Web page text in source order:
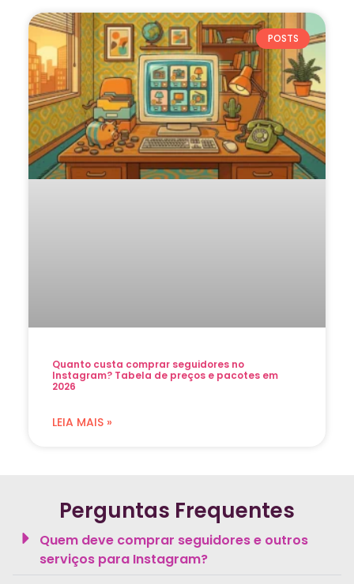
POSTS
Quanto custa comprar seguidores no
Instagram? Tabela de preços e pacotes em
2026
LEIA MAIS »
Perguntas Frequentes
Quem deve comprar seguidores e outros
serviços para Instagram?